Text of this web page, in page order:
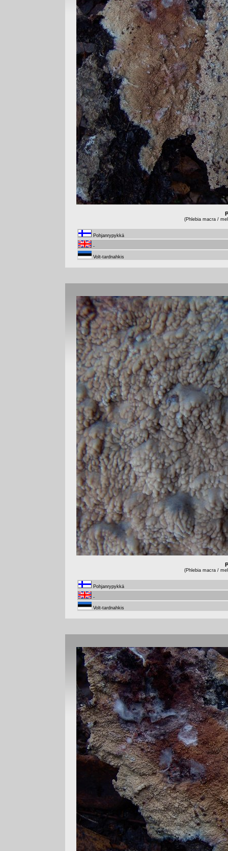
(Phlebia macra /
Pohjanrypykkä
-
Volt-tardnahkis
(Phlebia macra /
Pohjanrypykkä
-
Volt-tardnahkis